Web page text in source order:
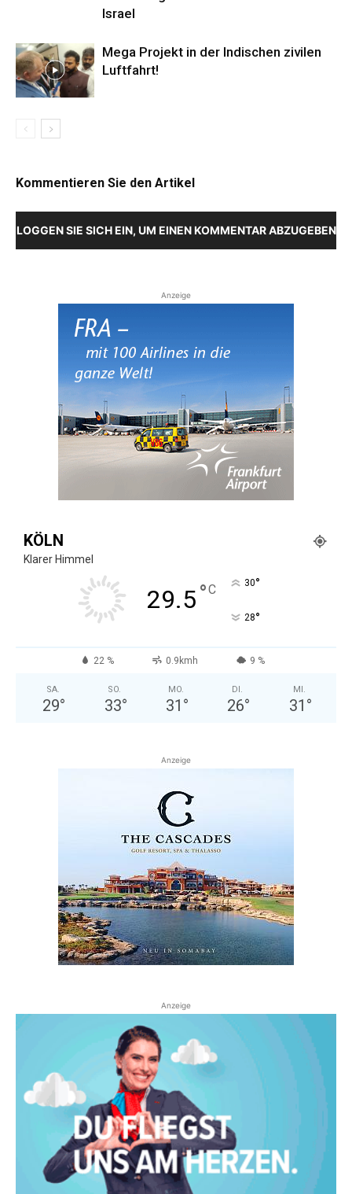
Israel
Mega Projekt in der Indischen zivilen
Luftfahrt!
Kommentieren Sie den Artikel
LOGGEN SIE SICH EIN, UM EINEN KOMMENTAR ABZUGEBEN
Anzeige
KÖLN
Klarer Himmel
29.5°C 30°
28°
22 % 0.9kmh 9 %
SA.
29°
SO.
33°
MO.
31 °
DI.
26°
MI.
31 °
Anzeige
Anzeige